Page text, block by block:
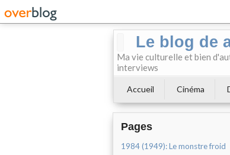
Le blog de
Ma vie culturelle et bien
interviews
Accueil Cinéma
Pages
1984 (1949): Le monstre froid